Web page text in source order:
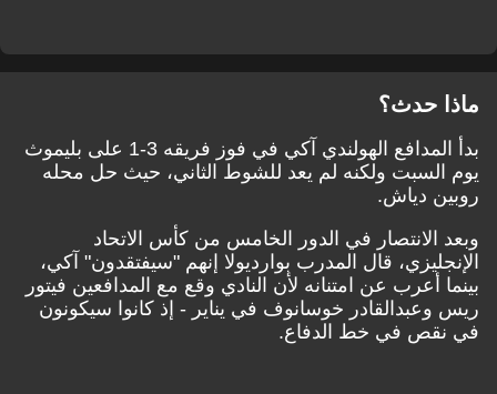
ماذا حدث؟
بدأ المدافع الهولندي آكي في فوز فريقه 3-1 على بليموث
يوم السبت ولكنه لم يعد للشوط الثاني، حيث حل محله
روبين دياش.
وبعد الانتصار في الدور الخامس من كأس الاتحاد
الإنجليزي، قال المدرب بوارديولا إنهم "سيفتقدون" آكي،
بينما أعرب عن امتنانه لأن النادي وقع مع المدافعين فيتور
ريس وعبدالقادر خوسانوف في يناير - إذ كانوا سيكونون
في نقص في خط الدفاع.